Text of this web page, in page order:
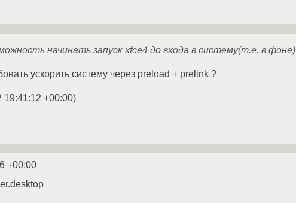
начинать запуск xfce4 до входа в систему(т.е. в фоне)
ускорить систему через preload + prelink ?
19:41:12 +00:00)
+00:00